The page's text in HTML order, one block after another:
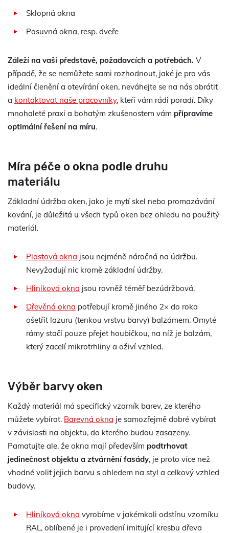
Sklopná okna
Posuvná okna, resp. dveře
Záleží na vaší představě, požadavcích a potřebách. V
případě, že se nemůžete sami rozhodnout, jaké je pro vás
ideální členění a otevírání oken, neváhejte se na nás obrátit
a kontaktovat naše pracovníky, kteří vám rádi poradí. Díky
mnohaleté praxi a bohatým zkušenostem vám připravíme
optimální řešení na míru.
Míra péče o okna podle druhu
materiálu
Základní údržba oken, jako je mytí skel nebo promazávání
kování, je důležitá u všech typů oken bez ohledu na použitý
materiál.
Plastová okna jsou nejméně náročná na údržbu.
Nevyžadují nic kromě základní údržby.
Hliníková okna jsou rovněž téměř bezúdržbová.
Dřevěná okna potřebují kromě jiného 2× do roka
ošetřit lazuru (tenkou vrstvu barvy) balzámem. Omyté
rámy stačí pouze přejet houbičkou, na níž je balzám,
který zacelí mikrotrhliny a oživí vzhled.
Výběr barvy oken
Každý materiál má specifický vzorník barev, ze kterého
můžete vybírat. Barevná okna je samozřejmě dobré vybírat
v závislosti na objektu, do kterého budou zasazeny.
Pamatujte ale, že okna mají především podtrhovat
jedinečnost objektu a ztvárnění fasády, je proto více než
vhodné volit jejich barvu s ohledem na styl a celkový vzhled
budovy.
Hliníková okna vyrobíme v jakémkoli odstínu vzorníku
RAL, oblíbené je i provedení imitující kresbu dřeva